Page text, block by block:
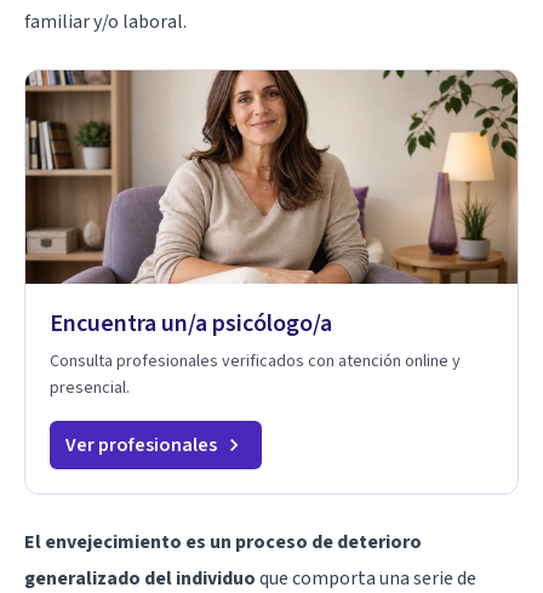
familiar y/o laboral.
Encuentra un/a psicólogo/a
Consulta profesionales verificados con atención online y
presencial.
Ver profesionales
El envejecimiento es un proceso de deterioro
generalizado del individuoque comporta una serie de